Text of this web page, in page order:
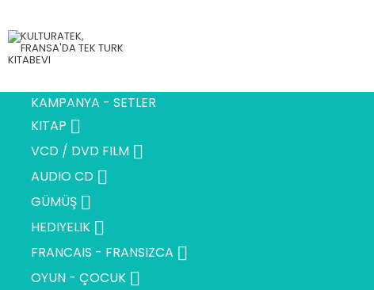
KAMPANYA - SETLER
KITAP 
VCD / DVD FILM 
AUDIO CD 
GÜMÜŞ 
HEDIYELIK 
FRANCAIS - FRANSIZCA 
OYUN - ÇOCUK 